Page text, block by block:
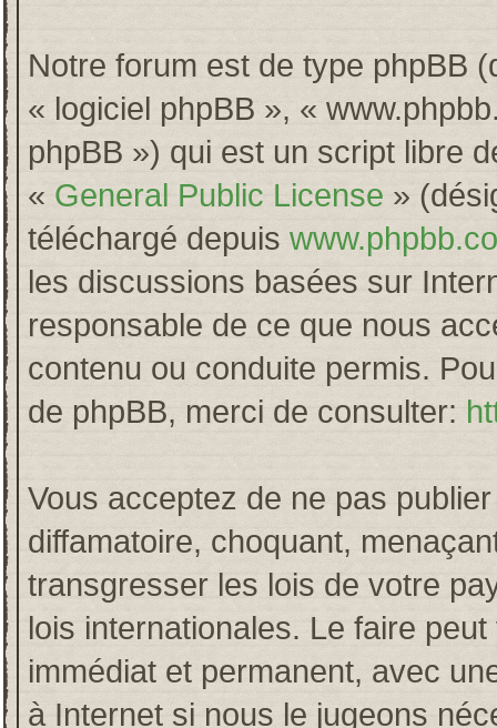
Notre forum est de type phpBB
« logiciel phpBB », «
phpBB ») qui est un script libre
« General Public License »
téléchargé depuis
les discussions basées sur
responsable de ce que nous
contenu ou conduite permis.
de phpBB, merci de consulter:
Vous acceptez de ne pas
diffamatoire, choquant,
transgresser les lois de votre
lois internationales. Le faire
immédiat et permanent, avec
à Internet si nous le jugeons